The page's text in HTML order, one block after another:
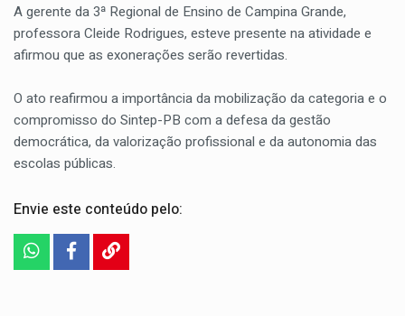
A gerente da 3ª Regional de Ensino de Campina Grande,
professora Cleide Rodrigues, esteve presente na atividade e
afirmou que as exonerações serão revertidas.
O ato reafirmou a importância da mobilização da categoria e o
compromisso do Sintep-PB com a defesa da gestão
democrática, da valorização profissional e da autonomia das
escolas públicas.
Envie este conteúdo pelo: